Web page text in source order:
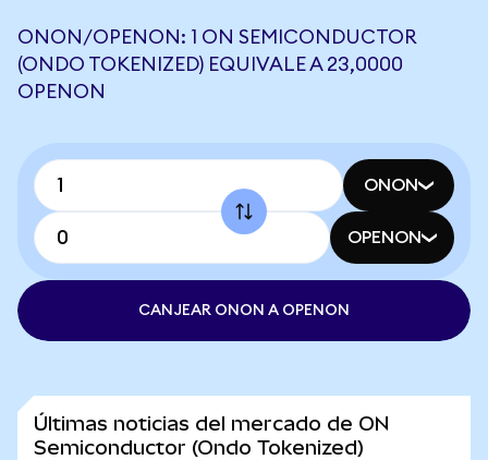
ONON/OPENON: 1 ON SEMICONDUCTOR
(ONDO TOKENIZED) EQUIVALE A 23,0000
OPENON
ONON
OPENON
CANJEAR ONON A OPENON
Últimas noticias del mercado de ON
Semiconductor (Ondo Tokenized)